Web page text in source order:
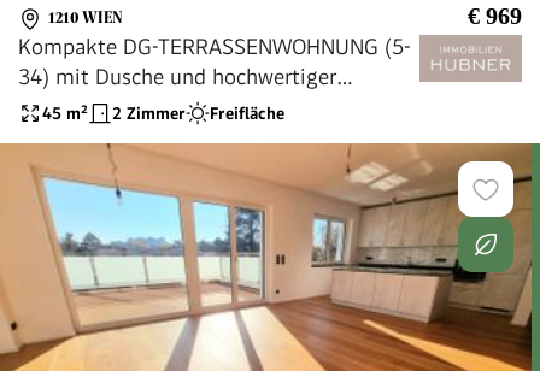
1210 WIEN € 969
Kompakte DG-TERRASSENWOHNUNG (5-
34) mit Dusche und hochwertiger
Ausstattung!
45 m² 2 Zimmer Freifläche